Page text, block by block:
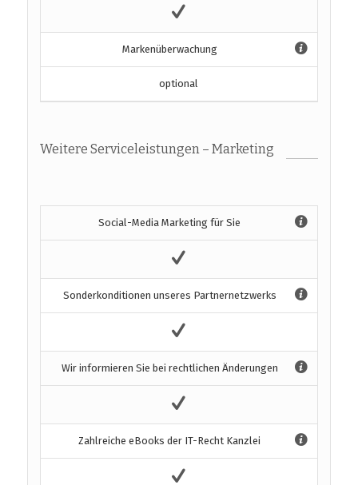
Markenüberwachung
optional
Weitere Serviceleistungen – Marketing
Social-Media Marketing für Sie
Sonderkonditionen unseres Partnernetzwerks
Wir informieren Sie bei rechtlichen Änderungen
Zahlreiche eBooks der IT-Recht Kanzlei